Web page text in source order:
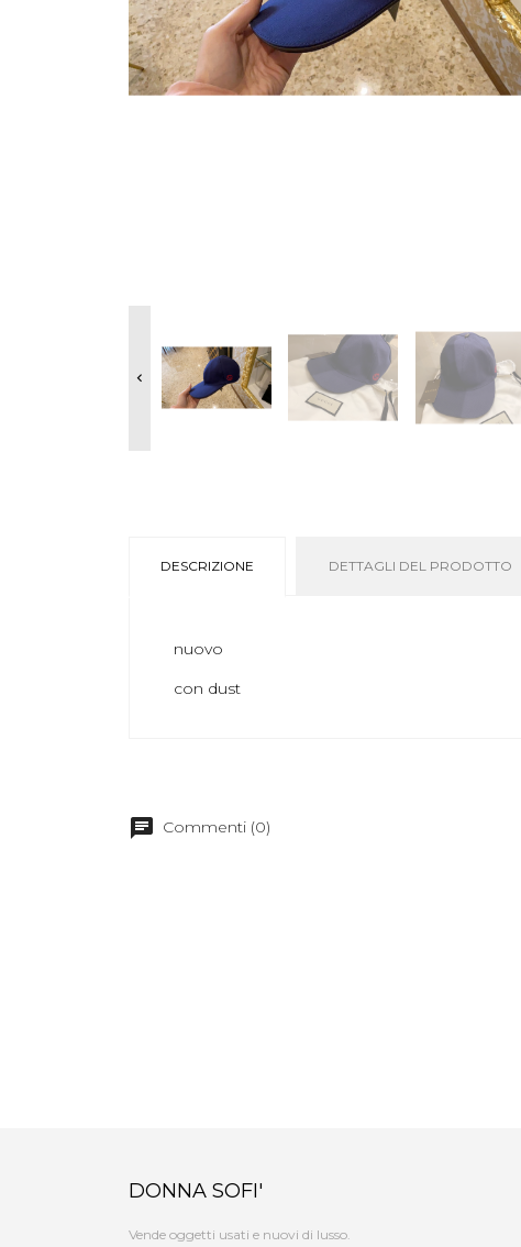

DESCRIZIONE DETTAGLI DEL PRODOTTO
nuovo
con dust
Commenti (0)
DONNA SOFI'
Vende oggetti usati e nuovi di lusso.